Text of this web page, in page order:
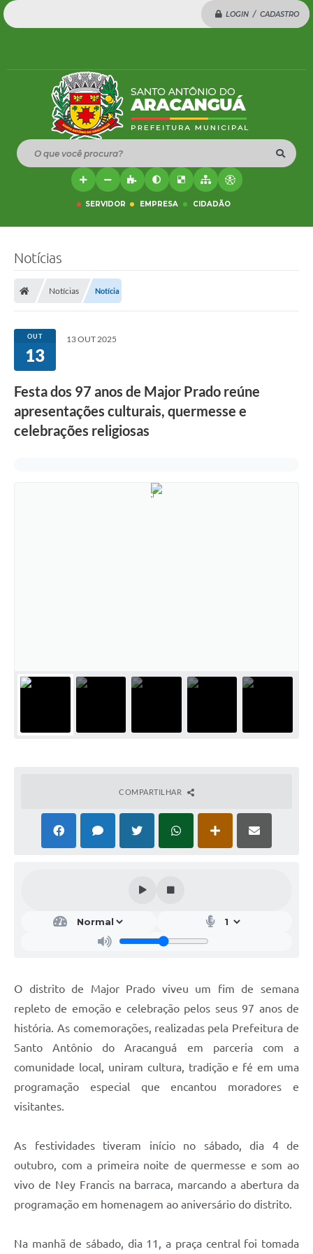
LOGIN / CADASTRO
O que você procura?
SERVIDOR EMPRESA CIDADÃO
Notícias
Notícias Notícia
OUT
13
13 OUT 2025
Festa dos 97 anos de Major Prado reúne
apresentações culturais, quermesse e
celebrações religiosas
COMPARTILHAR
O distrito de Major Prado viveu um fim de semana
repleto de emoção e celebração pelos seus 97 anos de
história. As comemorações, realizadas pela Prefeitura de
Santo Antônio do Aracanguá em parceria com a
comunidade local, uniram cultura, tradição e fé em uma
programação especial que encantou moradores e
visitantes.
As festividades tiveram início no sábado, dia 4 de
outubro, com a primeira noite de quermesse e som ao
vivo de Ney Francis na barraca, marcando a abertura da
programação em homenagem ao aniversário do distrito.
Na manhã de sábado, dia 11, a praça central foi tomada